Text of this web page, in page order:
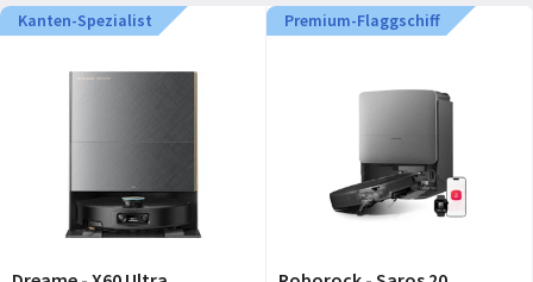
Kanten-Spezialist Premium-Flaggschiff